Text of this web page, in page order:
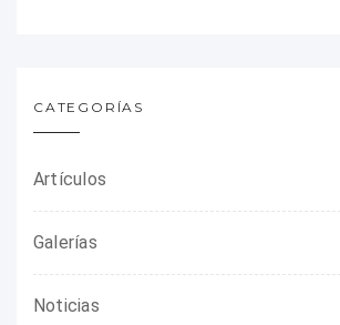
CATEGORÍAS
Artículos
Galerías
Noticias